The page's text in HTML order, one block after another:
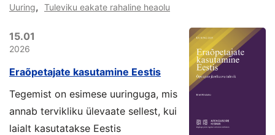
Uuring, Tuleviku eakate rahaline heaolu
15.01
2026
Eraõpetajate kasutamine Eestis
Tegemist on esimese uuringuga, mis
annab tervikliku ülevaate sellest, kui
laialt kasutatakse Eestis